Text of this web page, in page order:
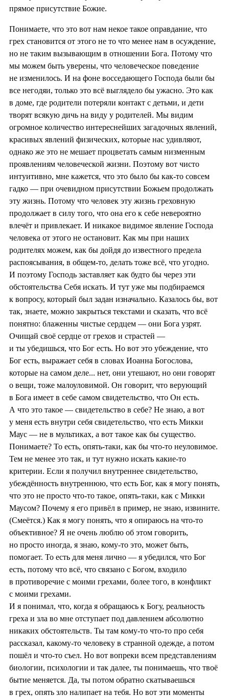
прямое присутствие Божие.
Понимаете, что это вот нам некое такое оправдание, что
грех становится от этого не то что менее нам в осуждение,
но не таким вызывающим в отношении Бога. Потому что
мы можем быть уверены, что человеческое поведение
не изменилось. И на фоне восседающего Господа были бы
все негодяи, только это всё выглядело бы ужасно. Это как
в доме, где родители потеряли контакт с детьми, и дети
творят всякую дичь на виду у родителей. Мы видим
огромное количество интереснейших загадочных явлений,
красивых явлений физических, которые нас удивляют,
однако же это не мешает процветать самым низменным
проявлениям человеческой жизни. Поэтому вот чисто
интуитивно, мне кажется, что это было бы как-то совсем
гадко — при очевидном присутствии Божьем продолжать
эту жизнь. Потому что человек эту жизнь греховную
продолжает в силу того, что она его к себе невероятно
влечёт и привлекает. И никакое видимое явление Господа
человека от этого не остановит. Как мы при наших
родителях можем, как бы дойдя до известного предела
распоясывания, в общем-то, делать тоже всё, что угодно.
И поэтому Господь заставляет как будто бы через эти
обстоятельства Себя искать. И тут уже мы подбираемся
к вопросу, который был задан изначально. Казалось бы, вот
так, знаете, можно закрыться текстами и сказать, что всё
понятно: блаженны чистые сердцем — они Бога узрят.
Очищай своё сердце от грехов и страстей —
и ты убедишься, что Бог есть. Но вот это убеждение, что
Бог есть, выражает себя в словах Иоанна Богослова,
которые на самом деле... нет, они утешают, но они говорят
о вещи, тоже малоуловимой. Он говорит, что верующий
в Бога имеет в себе самом свидетельство, что Он есть.
А что это такое — свидетельство в себе? Не знаю, а вот
у меня есть внутри себя свидетельство, что есть Микки
Маус — не в мультиках, а вот такое как бы существо.
Понимаете? То есть, опять-таки, как бы что-то неуловимое.
Тем не менее это так, и тут нужно искать какие-то
критерии. Если я получил внутреннее свидетельство,
убеждённость внутреннюю, что есть Бог, как я могу понять,
что это не просто что-то такое, опять-таки, как с Микки
Маусом? Почему я его привёл в пример, не знаю, извините.
(Смеётся.) Как я могу понять, что я опираюсь на что-то
объективное? Я не очень люблю об этом говорить,
но просто иногда, я знаю, кому-то это, может быть,
помогает. То есть для меня лично — я убедился, что Бог
есть, потому что всё, что связано с Богом, входило
в противоречие с моими грехами, более того, в конфликт
с моими грехами.
И я понимал, что, когда я обращаюсь к Богу, реальность
греха и зла во мне отступает под давлением абсолютно
никаких обстоятельств. Ты там кому-то что-то про себя
рассказал, какому-то человеку в странной одежде, а потом
пошёл и что-то съел. Но вот вопреки всем представлениям
биологии, психологии и так далее, ты понимаешь, что твоё
бытие меняется. Да, ты потом обратно скатываешься
в грех, опять зло налипает на тебя. Но вот эти моменты